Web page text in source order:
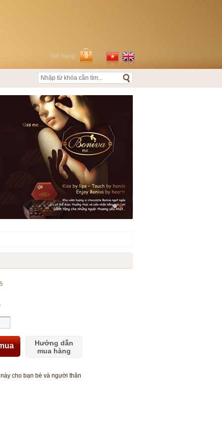
Giỏ hàng: 0
Hướng dẫn
mua hàng
cho bạn bè và người thân